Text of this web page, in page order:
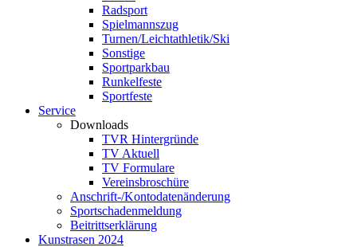
Radsport
Spielmannszug
Turnen/Leichtathletik/Ski
Sonstige
Sportparkbau
Runkelfeste
Sportfeste
Service
Downloads
TVR Hintergründe
TV Aktuell
TV Formulare
Vereinsbroschüre
Anschrift-/Kontodatenänderung
Sportschadenmeldung
Beitrittserklärung
Kunstrasen 2024